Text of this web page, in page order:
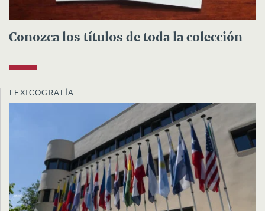
Conozca los títulos de toda la colección
LEXICOGRAFÍA